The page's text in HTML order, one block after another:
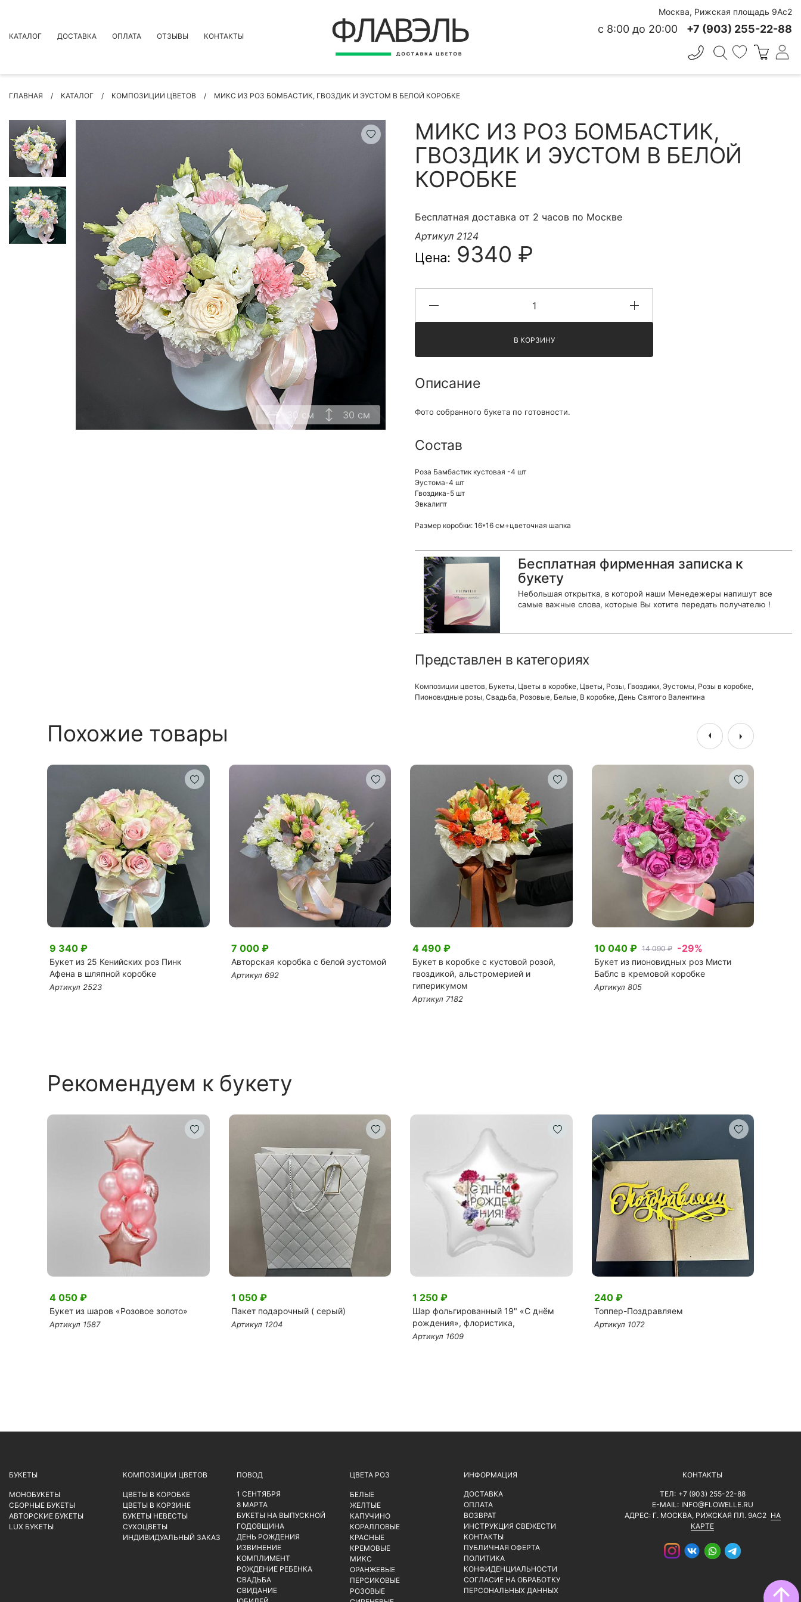
КАТАЛОГ
БУКЕТЫ
ЦВЕТЫ
ПОВОД
РОЗЫ
БУКЕТЫ НЕВЕСТЫ
ПОДАРКИ
КОМПОЗИЦИИ ЦВЕТОВ
СУХОЦВЕТЫ
ИНДИВИДУАЛЬНЫЙ ЗАКАЗ
ЦВЕТЫ ДЛЯ ПОХОРОН
КОНТАКТЫ
ДОСТАВКА ОПЛАТА ОТЗЫВЫ КОНТАКТЫ
Москва, Рижская площадь 9Ас2
с 8:00 до 20:00 +7 (903) 255-22-88
ГЛАВНАЯ КАТАЛОГ КОМПОЗИЦИИ ЦВЕТОВ МИКС ИЗ РОЗ БОМБАСТИК, ГВОЗДИК И ЭУСТОМ В БЕЛОЙ КОРОБКЕ
30 см 30 см
МИКС ИЗ РОЗ БОМБАСТИК,
ГВОЗДИК И ЭУСТОМ В БЕЛОЙ
КОРОБКЕ
Бесплатная доставка от 2 часов по Москве
Артикул 2124
Цена: 9340 ₽
В КОРЗИНУ
Описание
Фото собранного букета по готовности.
Состав
Роза Бамбастик кустовая -4 шт
Эустома-4 шт
Гвоздика-5 шт
Эвкалипт
Размер коробки: 16*16 см+цветочная шапка
Бесплатная фирменная записка к
букету
Небольшая открытка, в которой наши Менедежеры напишут все
самые важные слова, которые Вы хотите передать получателю !
Представлен в категориях
Композиции цветов, Букеты, Цветы в коробке, Цветы, Розы, Гвоздики, Эустомы, Розы в коробке,
Пионовидные розы, Свадьба, Розовые, Белые, В коробке, День Святого Валентина
Похожие товары
9 340 ₽
Букет из 25 Кенийских роз Пинк
Афена в шляпной коробке
Артикул 2523
7 000 ₽
Авторская коробка с белой эустомой
Артикул 692
4 490 ₽
Букет в коробке с кустовой розой,
гвоздикой, альстромерией и
гиперикумом
Артикул 7182
10 040 ₽ 14 090 ₽ -29%
Букет из пионовидных роз Мисти
Баблс в кремовой коробке
Артикул 805
Рекомендуем к букету
4 050 ₽
Букет из шаров «Розовое золото»
Артикул 1587
1 050 ₽
Пакет подарочный ( серый)
Артикул 1204
1 250 ₽
Шар фольгированный 19" «С днём
рождения», флористика,
Артикул 1609
240 ₽
Топпер-Поздравляем
Артикул 1072
БУКЕТЫ
МОНОБУКЕТЫ
СБОРНЫЕ БУКЕТЫ
АВТОРСКИЕ БУКЕТЫ
LUX БУКЕТЫ
КОМПОЗИЦИИ ЦВЕТОВ
ЦВЕТЫ В КОРОБКЕ
ЦВЕТЫ В КОРЗИНЕ
БУКЕТЫ НЕВЕСТЫ
СУХОЦВЕТЫ
ИНДИВИДУАЛЬНЫЙ ЗАКАЗ
ПОВОД
1 СЕНТЯБРЯ
8 МАРТА
БУКЕТЫ НА ВЫПУСКНОЙ
ГОДОВЩИНА
ДЕНЬ РОЖДЕНИЯ
ИЗВИНЕНИЕ
КОМПЛИМЕНТ
РОЖДЕНИЕ РЕБЕНКА
СВАДЬБА
СВИДАНИЕ
ЦВЕТА РОЗ
БЕЛЫЕ
ЖЕЛТЫЕ
КАПУЧИНО
КОРАЛЛОВЫЕ
КРАСНЫЕ
КРЕМОВЫЕ
МИКС
ОРАНЖЕВЫЕ
ПЕРСИКОВЫЕ
РОЗОВЫЕ
ИНФОРМАЦИЯ
ДОСТАВКА
ОПЛАТА
ВОЗВРАТ
ИНСТРУКЦИЯ СВЕЖЕСТИ
КОНТАКТЫ
ПУБЛИЧНАЯ ОФЕРТА
ПОЛИТИКА
КОНФИДЕНЦИАЛЬНОСТИ
СОГЛАСИЕ НА ОБРАБОТКУ
ПЕРСОНАЛЬНЫХ ДАННЫХ
КОНТАКТЫ
ТЕЛ: +7 (903) 255-22-88
E-MAIL: INFO@FLOWELLE.RU
АДРЕС: Г. МОСКВА, РИЖСКАЯ ПЛ. 9АС2 НА
КАРТЕ
ВЕРНУТЬСЯ
Быстрая покупка
КОНТАКТНЫЕ ДАННЫЕ
БЫСТРАЯ ПОКУПКА
Я принимаю Политику конфиденциальности и
Правила использования сайта ФЛАВЭЛЬ. Мы не
продаем ваши данные и храним их в безопасности